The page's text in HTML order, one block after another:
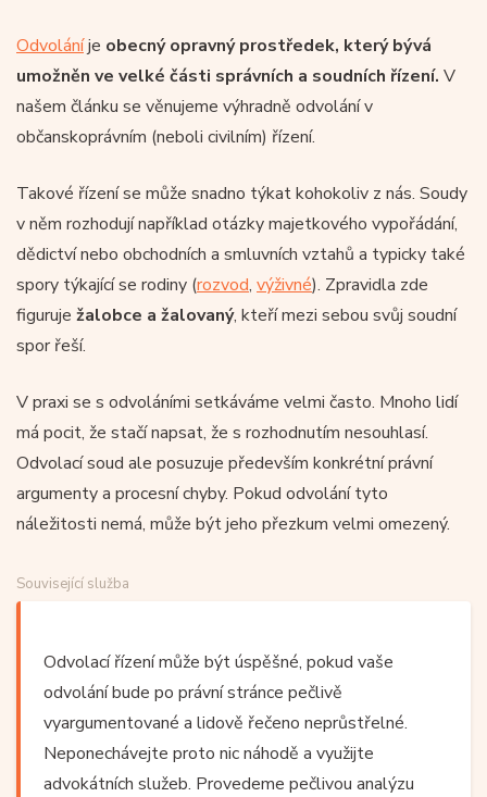
Odvoláníje obecný opravný prostředek, který bývá
umožněn ve velké části správních a soudních řízení. V
našem článku se věnujeme výhradně odvolání v
občanskoprávním (neboli civilním) řízení.
Takové řízení se může snadno týkat kohokoliv z nás. Soudy
v něm rozhodují například otázky majetkového vypořádání,
dědictví nebo obchodních a smluvních vztahů a typicky také
spory týkající se rodiny (rozvod, výživné). Zpravidla zde
figuruje žalobce a žalovaný, kteří mezi sebou svůj soudní
spor řeší.
V praxi se s odvoláními setkáváme velmi často. Mnoho lidí
má pocit, že stačí napsat, že s rozhodnutím nesouhlasí.
Odvolací soud ale posuzuje především konkrétní právní
argumenty a procesní chyby. Pokud odvolání tyto
náležitosti nemá, může být jeho přezkum velmi omezený.
Související služba
Odvolací řízení může být úspěšné, pokud vaše
odvolání bude po právní stránce pečlivě
vyargumentované a lidově řečeno neprůstřelné.
Neponechávejte proto nic náhodě a využijte
advokátních služeb. Provedeme pečlivou analýzu